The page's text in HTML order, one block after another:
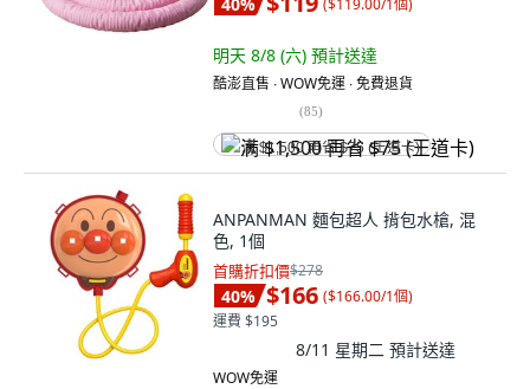
明天 8/8 (六) 預計送達
酷澎直售 ∙ WOW免運 ∙ 免費退貨
(85)
满 $1,500 再省 $75 (王道卡)
ANPANMAN 麵包超人 揹包水槍, 混
色, 1個
首購折扣價$278
40% $166 ($166.00/1個)
運費 $195
8/11 星期二 預計送達
WOW免運